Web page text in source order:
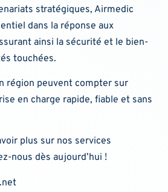
stratégiques, Airmedic
dans la réponse aux
ainsi la sécurité et le bien-
touchées.
région peuvent compter sur
en charge rapide, fiable et sans
plus sur nos services
nous dès aujourd’hui !